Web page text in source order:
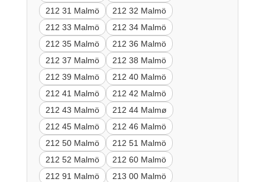
212 31 Malmö
212 32 Malmö
212 33 Malmö
212 34 Malmö
212 35 Malmö
212 36 Malmö
212 37 Malmö
212 38 Malmö
212 39 Malmö
212 40 Malmö
212 41 Malmö
212 42 Malmö
212 43 Malmö
212 44 Malmø
212 45 Malmö
212 46 Malmö
212 50 Malmö
212 51 Malmö
212 52 Malmö
212 60 Malmö
212 91 Malmö
213 00 Malmö